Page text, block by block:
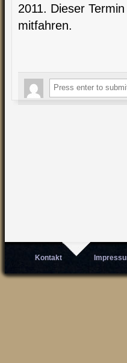
2011. Dieser
mitfahren.
Kontakt